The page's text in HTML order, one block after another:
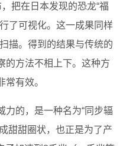
把在日本发现的恐龙“福
了可视化。这一成果同样
描。得到的结果与传统的
的方法不相上下。这种方
有效。
力的，是一种名为“同步辐
甜甜圈状，也正是为了产